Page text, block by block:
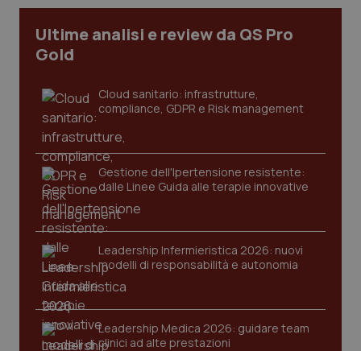
Ultime analisi e review da QS Pro
Gold
Cloud sanitario: infrastrutture,
compliance, GDPR e Risk management
Gestione dell'Ipertensione resistente:
dalle Linee Guida alle terapie innovative
Leadership Infermieristica 2026: nuovi
modelli di responsabilità e autonomia
Leadership Medica 2026: guidare team
clinici ad alte prestazioni
CookieScriptConsent
www.quotidianosanita.it